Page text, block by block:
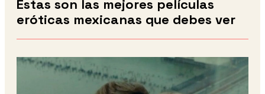
Estas son las mejores películas
eróticas mexicanas que debes ver